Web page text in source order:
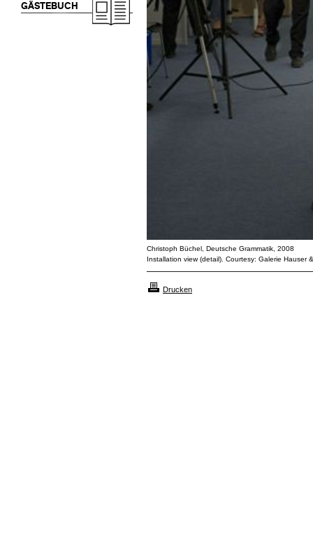
GÄSTEBUCH
Christoph Büchel, Deutsche Grammatik, 2008
Installation view (detail). Courtesy: Galerie Hauser
Drucken